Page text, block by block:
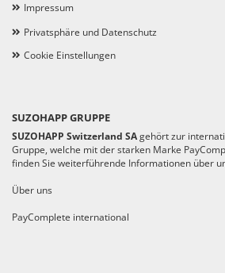
Impressum
Privatsphäre und Datenschutz
Cookie Einstellungen
SUZOHAPP GRUPPE
SUZOHAPP Switzerland SAgehört zur
Gruppe, welche mit der starken Marke
finden Sie weiterführende Informationen über
Über uns
PayComplete international